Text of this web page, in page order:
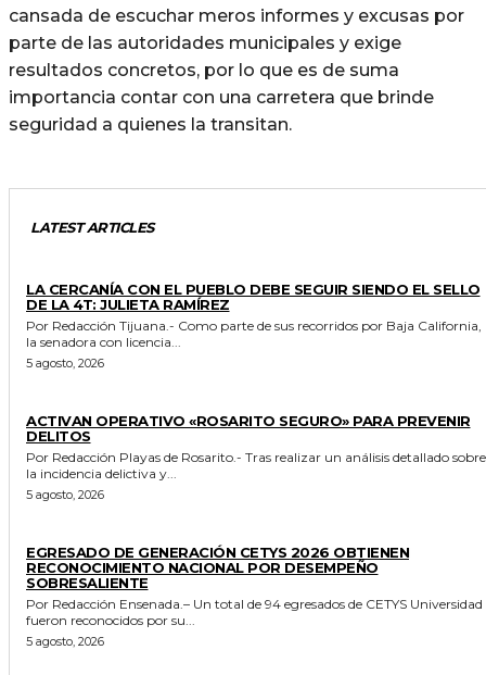
cansada de escuchar meros informes y excusas por
parte de las autoridades municipales y exige
resultados concretos, por lo que es de suma
importancia contar con una carretera que brinde
seguridad a quienes la transitan.
LATEST ARTICLES
LA CERCANÍA CON EL PUEBLO DEBE SEGUIR SIENDO EL SELLO
DE LA 4T: JULIETA RAMÍREZ
Por Redacción Tijuana.- Como parte de sus recorridos por Baja California,
la senadora con licencia...
5 agosto, 2026
ACTIVAN OPERATIVO «ROSARITO SEGURO» PARA PREVENIR
DELITOS
Por Redacción Playas de Rosarito.- Tras realizar un análisis detallado sobre
la incidencia delictiva y...
5 agosto, 2026
EGRESADO DE GENERACIÓN CETYS 2026 OBTIENEN
RECONOCIMIENTO NACIONAL POR DESEMPEÑO
SOBRESALIENTE
Por Redacción Ensenada.– Un total de 94 egresados de CETYS Universidad
fueron reconocidos por su...
5 agosto, 2026